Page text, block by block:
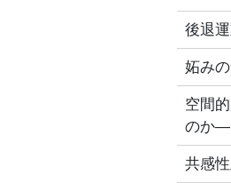
後退
妬み
空間
のか―
共感